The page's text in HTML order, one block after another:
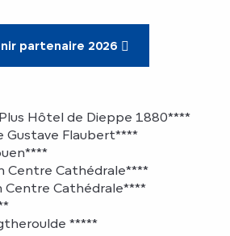
partenaire 2026
Hôtel de Dieppe 1880****
Gustave Flaubert****
Centre Cathédrale****
Centre Cathédrale****
*****